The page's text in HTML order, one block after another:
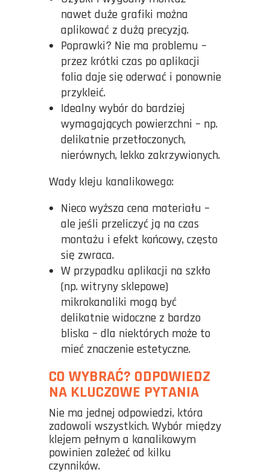
nawet duże grafiki można
aplikować z dużą precyzją.
Poprawki? Nie ma problemu –
przez krótki czas po aplikacji
folia daje się oderwać i ponownie
przykleić.
Idealny wybór do bardziej
wymagających powierzchni – np.
delikatnie przetłoczonych,
nierównych, lekko zakrzywionych.
Wady kleju kanalikowego:
Nieco wyższa cena materiału –
ale jeśli przeliczyć ją na czas
montażu i efekt końcowy, często
się zwraca.
W przypadku aplikacji na szkło
(np. witryny sklepowe)
mikrokanaliki mogą być
delikatnie widoczne z bardzo
bliska – dla niektórych może to
mieć znaczenie estetyczne.
CO WYBRAĆ? ODPOWIEDZ
NA KLUCZOWE PYTANIA
Nie ma jednej odpowiedzi, która
zadowoli wszystkich. Wybór między
klejem pełnym a kanalikowym
powinien zależeć od kilku
czynników.